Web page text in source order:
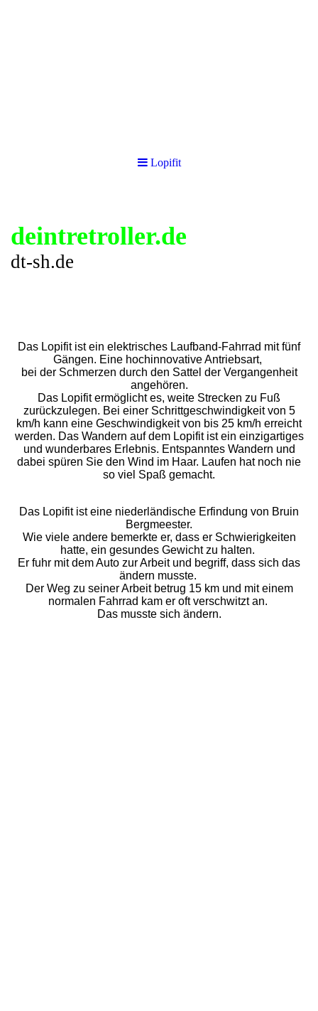
Lopifit
deintretroller.de
dt-sh.de
Das Lopifit ist ein elektrisches Laufband-Fahrrad mit fünf
Gängen. Eine hochinnovative Antriebsart,
bei der Schmerzen durch den Sattel der Vergangenheit
angehören.
Das Lopifit ermöglicht es, weite Strecken zu Fuß
zurückzulegen. Bei einer Schrittgeschwindigkeit von 5
km/h kann eine Geschwindigkeit von bis 25 km/h erreicht
werden. Das Wandern auf dem Lopifit ist ein einzigartiges
und wunderbares Erlebnis. Entspanntes Wandern und
dabei spüren Sie den Wind im Haar. Laufen hat noch nie
so viel Spaß gemacht.
Das Lopifit ist eine niederländische Erfindung von Bruin
Bergmeester.
Wie viele andere bemerkte er, dass er Schwierigkeiten
hatte, ein gesundes Gewicht zu halten.
Er fuhr mit dem Auto zur Arbeit und begriff, dass sich das
ändern musste.
Der Weg zu seiner Arbeit betrug 15 km und mit einem
normalen Fahrrad kam er oft verschwitzt an.
Das musste sich ändern.